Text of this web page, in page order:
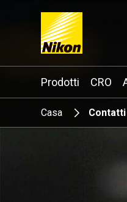
Prodotti CRO
Casa Contatti